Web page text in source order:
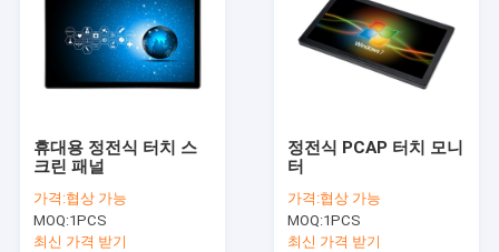
휴대용 정전식 터치 스
크린 패널
가격:협상 가능
MOQ:1PCS
최신 가격 받기
정전식 PCAP 터치 모니
터
가격:협상 가능
MOQ:1PCS
최신 가격 받기